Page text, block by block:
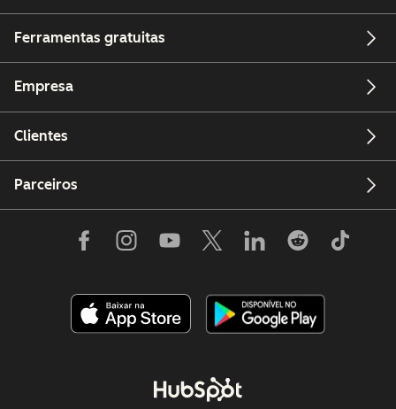
Ferramentas gratuitas
Empresa
Clientes
Parceiros